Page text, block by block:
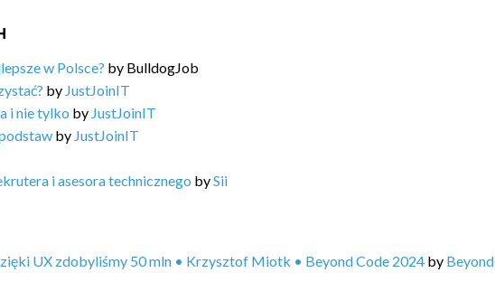
w Polsce? by BulldogJob
by JustJoinIT
i nie tylko by JustJoinIT
by JustJoinIT
i asesora technicznego bySii
UX zdobyliśmy 50 mln • Krzysztof Miotk • Beyond Code 2024 by Beyond